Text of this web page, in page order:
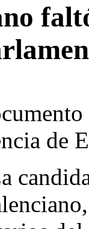
de